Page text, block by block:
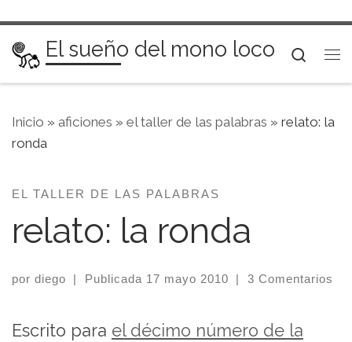
Saltar al contenido
El sueño del mono loco
Inicio » aficiones » el taller de las palabras » relato: la
ronda
EL TALLER DE LAS PALABRAS
relato: la ronda
por diego | Publicada 17 mayo 2010 | 3 Comentarios
Escrito para el décimo número de la